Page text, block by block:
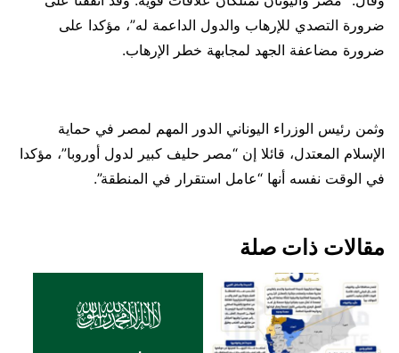
ضرورة التصدي للإرهاب والدول الداعمة له”، مؤكدا على
ضرورة مضاعفة الجهد لمجابهة خطر الإرهاب.
وثمن رئيس الوزراء اليوناني الدور المهم لمصر في حماية
الإسلام المعتدل، قائلا إن “مصر حليف كبير لدول أوروبا”، مؤكدا
في الوقت نفسه أنها “عامل استقرار في المنطقة”.
مقالات ذات صلة